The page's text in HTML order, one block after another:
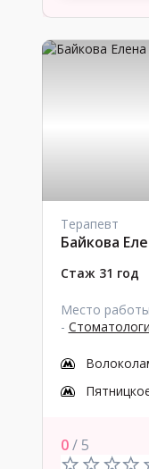
Терапевт
Байкова
Стаж 31 год
Место
-
0/ 5